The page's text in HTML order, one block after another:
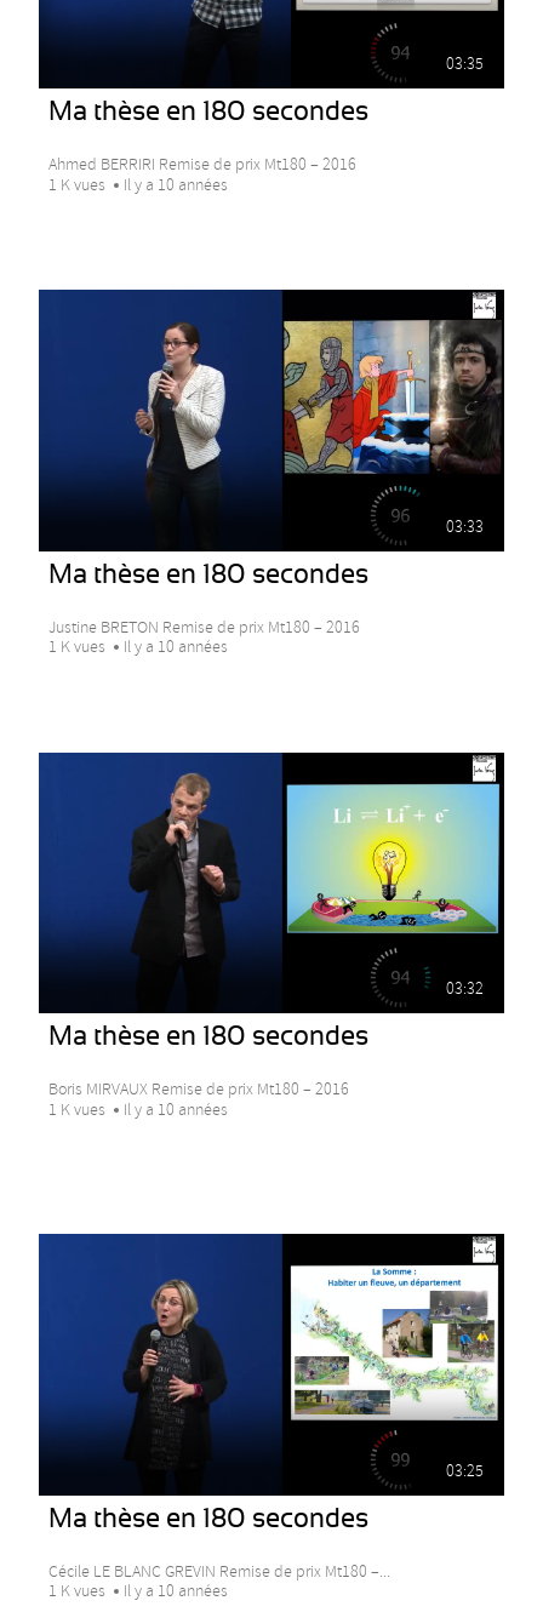
03:35
Ma thèse en 180 secondes
Ahmed BERRIRI Remise de prix Mt180 – 2016
1 K vues
Il y a 10 années
03:33
Ma thèse en 180 secondes
Justine BRETON Remise de prix Mt180 – 2016
1 K vues
Il y a 10 années
03:32
Ma thèse en 180 secondes
Boris MIRVAUX Remise de prix Mt180 – 2016
1 K vues
Il y a 10 années
03:25
Ma thèse en 180 secondes
Cécile LE BLANC GREVIN Remise de prix Mt180 –...
1 K vues
Il y a 10 années